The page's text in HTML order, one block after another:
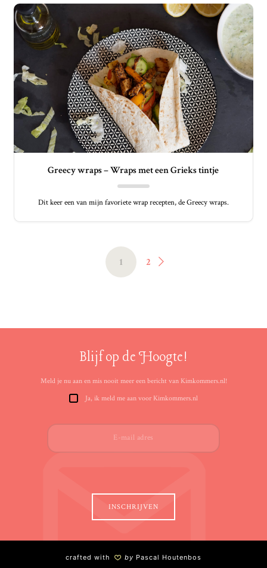
Greecy wraps – Wraps met een Grieks tintje
Dit keer een van mijn favoriete wrap recepten, de Greecy wraps.
1 2
Blijf op de Hoogte!
Meld je nu aan en mis nooit meer een bericht van Kimkommers.nl!
Ja, ik meld me aan voor Kimkommers.nl
crafted with by Pascal Houtenbos